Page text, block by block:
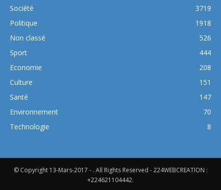
Société
3719
Politique
1918
Non classé
526
Sport
444
Economie
208
Culture
151
Santé
147
Environnement
70
Technologie
8
© Copyright 13-Mars-2017 - . All Rights Reserved - 224WEBCREATION :
+224621104442.